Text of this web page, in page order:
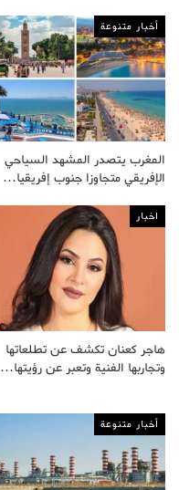
أخبار متنوعة
المغرب يتصدر المشهد السياحي
الإفريقي متجاوزا جنوب إفريقيا…
اخبار
هاجر كعنان تكشف عن تطلعاتها
وتجاربها الفنية وتعبر عن رؤيتها…
أخبار متنوعة